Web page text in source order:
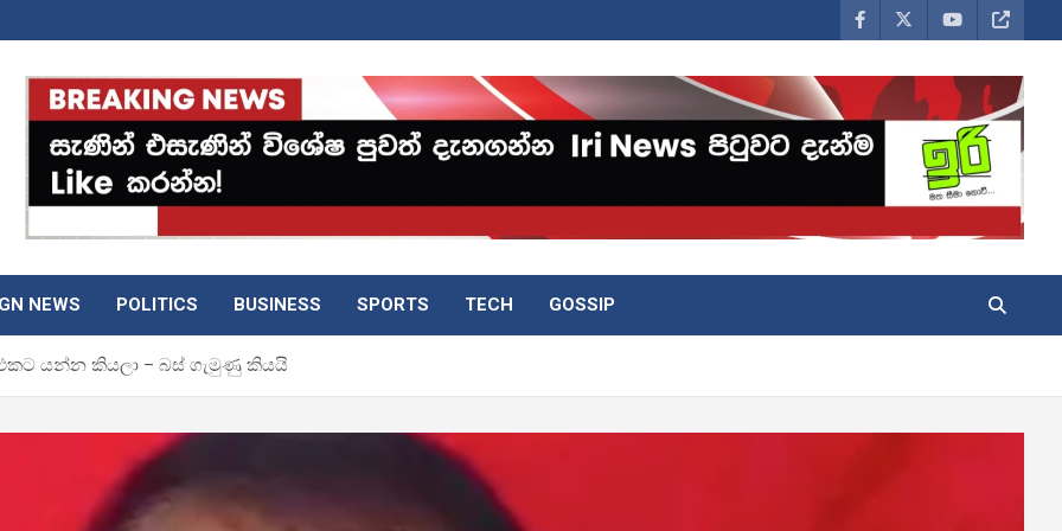
NEWS POLITICS BUSINESS SPORTS TECH GOSSIP
යන්න කියලා – බස් ගැමුණු කියයි